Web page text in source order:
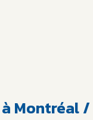
Montréal